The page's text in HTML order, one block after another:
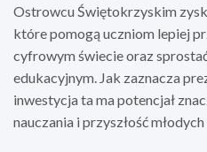
Ostrowcu Świętokrzyskim
które pomogą uczniom lepiej
cyfrowym świecie oraz
edukacyjnym. Jak zaznacza
inwestycja ta ma potencjał
nauczania i przyszłość